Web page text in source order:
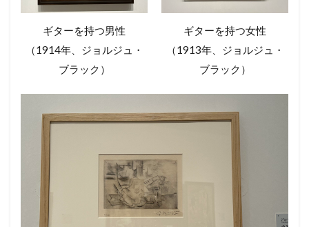
ギターを持つ男性
（1914年、ジョルジュ・
ブラック）
ギターを持つ女性
（1913年、ジョルジュ・
ブラック）